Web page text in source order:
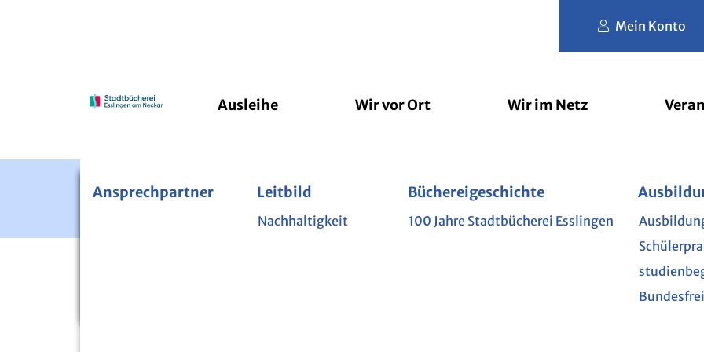
Mein Konto
Ausleihe
Nutzungs- und
Wir vor Ort
Bücherei im Pfleghof Kinderbibliothek
Über die Kinderbibliothek
Jugendbücherei Schule
Wir im Netz
24/7 Onleihe PressReader Filmfriend Brockhaus Phase
Erlesene Orte lesart
Ansprechpartner Leitbild
Nachhaltigkeit
Büchereigeschichte
100 Jahre Stadtbücherei Esslingen